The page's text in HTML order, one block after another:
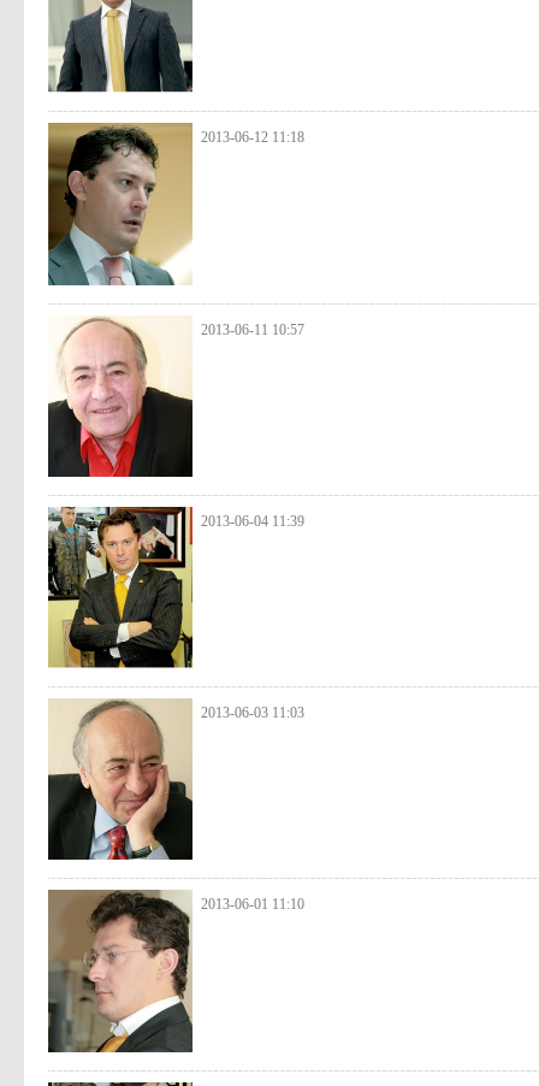
2013-06-12 11:18
2013-06-11 10:57
2013-06-04 11:39
2013-06-03 11:03
2013-06-01 11:10